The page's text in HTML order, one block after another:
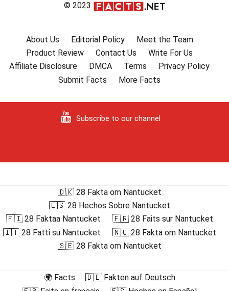
© 2023
About Us Editorial Policy
Meet the Team
Product Review
Contact Us
Write For Us
Affiliate Disclosure
DMCA Terms
Privacy Policy
Submit Facts
More Facts
Subscribe to our channel
🇩🇰 28 Fakta om Nantucket
🇪🇸 28 Hechos Sobre Nantucket
🇫🇮 28 Faktaa Nantucket
🇫🇷 28 Faits sur Nantucket
🇮🇹 28 Fatti su Nantucket
🇳🇴 28 Fakta om Nantucket
🇸🇪 28 Fakta om Nantucket
🌍 Facts
🇩🇪 Fakten auf Deutsch